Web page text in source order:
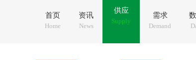
首页
Home
资讯
News
供应
Supply
需求
Demand